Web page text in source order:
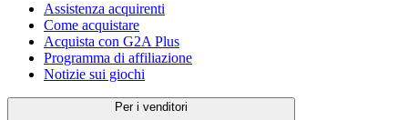
Assistenza acquirenti
Come acquistare
Acquista con G2A Plus
Programma di affiliazione
Notizie sui giochi
Per i venditori